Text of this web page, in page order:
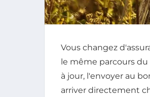
Vous changez
le même parcours
à jour, l'envoyer au
arriver directement